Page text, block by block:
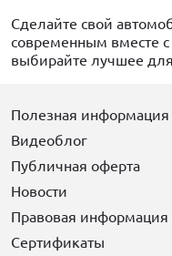
Сделайте свой
современным вместе
выбирайте лучшее
Полезная информация
Видеоблог
Публичная оферта
Новости
Правовая информация
Сертификаты